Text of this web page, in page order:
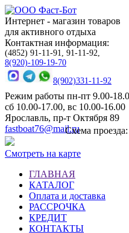
Интернет - магазин товаров
для активного отдыха
Контактная информация:
(4852) 91-11-91, 91-11-92,
8(920)-109-19-70
8(902)331-11-92
Режим работы пн-пт 9.00-
сб 10.00-17.00, вс 10.00-16.00
Ярославль, пр-т Октября 89
fastboat76@mail.ruСхема проезда:
Смотреть на карте
ГЛАВНАЯ
КАТАЛОГ
Оплата и доставка
РАССРОЧКА
КРЕДИТ
КОНТАКТЫ